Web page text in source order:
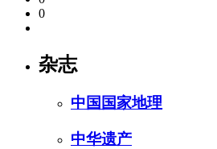
0
杂志
中国国家地理
中华遗产